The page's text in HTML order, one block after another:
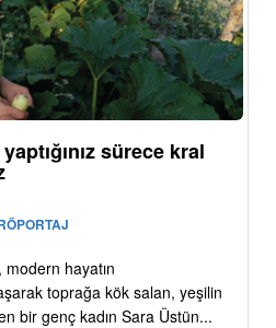
sürece kral
modern hayatın
toprağa kök salan, yeşilin
bir genç kadın Sara Üstün...